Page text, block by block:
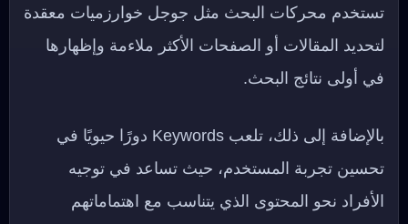
تستخدم محركات البحث مثل جوجل خوارزميات معقدة
لتحديد المقالات أو الصفحات الأكثر ملاءمة وإظهارها
في أولى نتائج البحث.
بالإضافة إلى ذلك، تلعب Keywords دورًا حيويًا في
تحسين تجربة المستخدم، حيث تساعد في توجيه
الأفراد نحو المحتوى الذي يتناسب مع اهتماماتهم